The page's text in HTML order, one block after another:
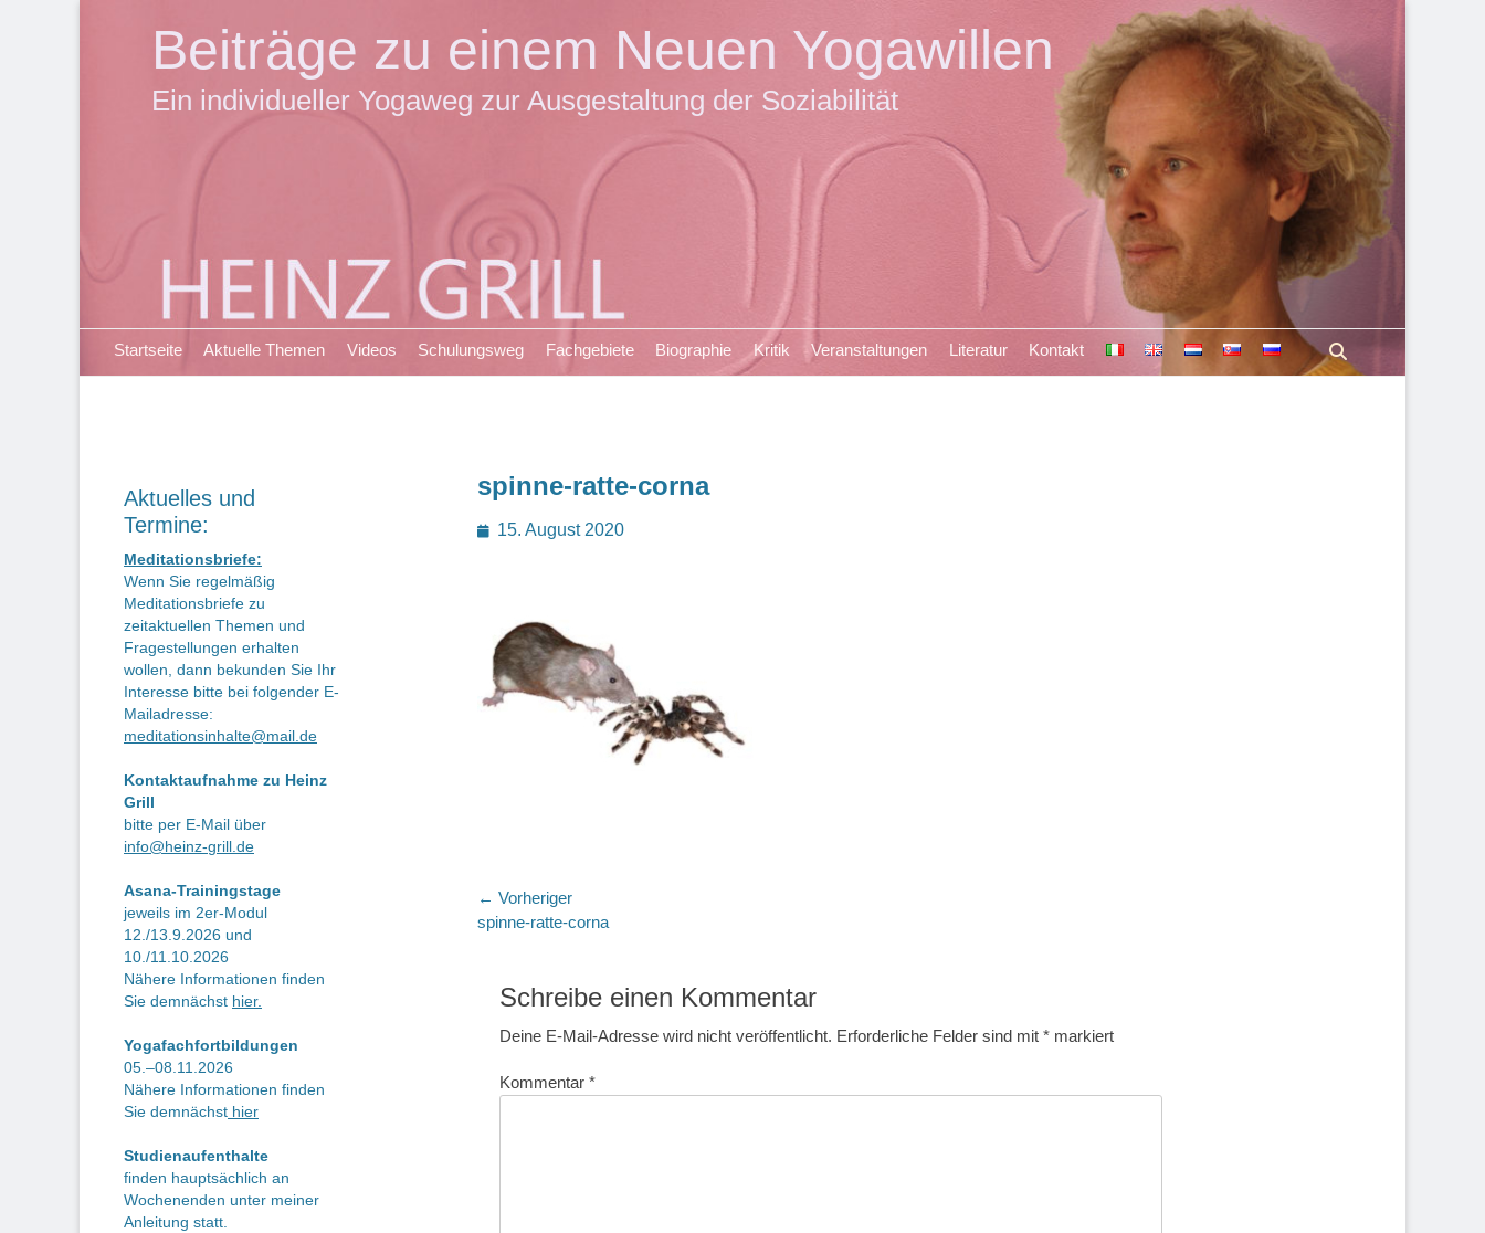
Beiträge zu einem Neuen Yogawillen
Ein individueller Yogaweg zur Ausgestaltung der Soziabilität
Primäres Menü
ZumStartseite Aktuelle Themen Videos Schulungsweg Fachgebiete Biographie Kritik Veranstaltungen Literatur Kontakt
spinne-ratte-corna
Posted
15. August 2020
Beitragsnavigation
← Vorheriger
Vorheriger
spinne-ratte-corna
Schreibe einen Kommentar
Deine E-Mail-Adresse wird nicht veröffentlicht. Erforderliche Felder sind mit * markiert
Kommentar *
Aktuelles und
Termine:
Meditationsbriefe:
Wenn Sie regelmäßig
Meditationsbriefe zu
zeitaktuellen Themen und
Fragestellungen erhalten
wollen, dann bekunden Sie Ihr
Interesse bitte bei folgender E-
Mailadresse:
meditationsinhalte@mail.de
Kontaktaufnahme zu Heinz
Grill
bitte per E-Mail über
info@heinz-grill.de
Asana-Trainingstage
jeweils im 2er-Modul
12./13.9.2026 und
10./11.10.2026
Nähere Informationen finden
Sie demnächst hier.
Yogafachfortbildungen
05.–08.11.2026
Nähere Informationen finden
Sie demnächst hier
Studienaufenthalte
finden hauptsächlich an
Wochenenden unter meiner
Anleitung statt.